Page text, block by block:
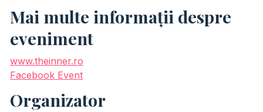
Mai multe informații despre
eveniment
www.theinner.ro
Facebook Event
Organizator